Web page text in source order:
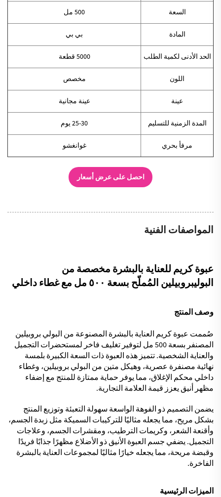
السعة 500 مل
المادة بي بي
الحد الأدنى لكمية الطلب 5000 قطعة
اللون مخصص
عينة عينة مجانية
المدة الزمنية للتسليم 25-30 يوم
مرفأ بحري غوانغشو
احصل على عرض أسعار
المواصفات الفنية
عبوة كريم للعناية بالبشرة مخصصة من
البوليبروبيلين المُملّح بسعة ٥٠٠ مل مع غطاء داخلي
وصف المنتج
صُممت عبوة كريم العناية بالبشرة المصنوعة من البولي بروبيلين
المصنفر بسعة 500 مل لتوفير تغليف فاخر لمستحضرات التجميل
والعناية الشخصية. تتميز هذه العبوة ذات السعة الكبيرة بلمسة
نهائية مصنفرة عصرية، وهيكل متين من البولي بروبيلين، وغطاء
داخلي محكم الإغلاق، مما يوفر حماية ممتازة للمنتج مع إضفاء
مظهر أنيق يعزز قيمة العلامة التجارية.
يضمن التصميم ذو الفوهة الواسعة سهولة التعبئة وتوزيع المنتج
بشكل مريح، مما يجعله مثاليًا للتركيبات السميكة مثل زبدة الجسم،
وأقنعة الشعر، وكريمات الترطيب، ومقشرات الجسم، وعلاجات
التجميل. يضفي جسم العبوة الأنيق ذو الأضلاع مظهرًا جذابًا فريدًا
وقبضة مريحة، مما يجعله خيارًا مثاليًا لمجموعات العناية بالبشرة
الفاخرة.
الميزات الرئيسية